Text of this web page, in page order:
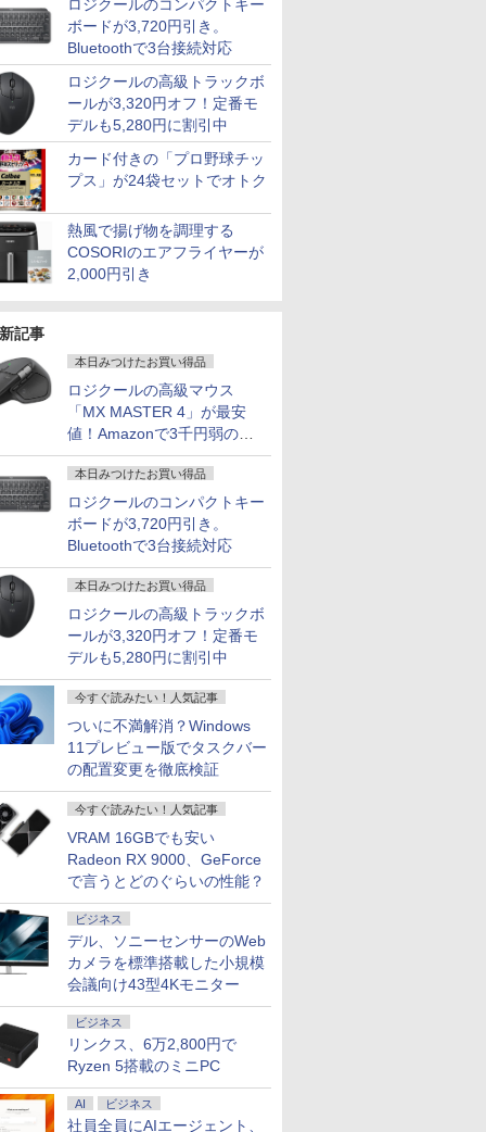
ロジクールのコンパクトキー
ボードが3,720円引き。
Bluetoothで3台接続対応
ロジクールの高級トラックボ
ールが3,320円オフ！定番モ
デルも5,280円に割引中
カード付きの「プロ野球チッ
プス」が24袋セットでオトク
熱風で揚げ物を調理する
COSORIのエアフライヤーが
2,000円引き
記事
本日みつけたお買い得品
ロジクールの高級マウス
「MX MASTER 4」が最安
値！Amazonで3千円弱の割
引
本日みつけたお買い得品
ロジクールのコンパクトキー
ボードが3,720円引き。
Bluetoothで3台接続対応
本日みつけたお買い得品
ロジクールの高級トラックボ
ールが3,320円オフ！定番モ
デルも5,280円に割引中
今すぐ読みたい！人気記事
ついに不満解消？Windows
11プレビュー版でタスクバー
の配置変更を徹底検証
今すぐ読みたい！人気記事
VRAM 16GBでも安い
Radeon RX 9000、GeForce
で言うとどのぐらいの性能？
ビジネス
デル、ソニーセンサーのWeb
カメラを標準搭載した小規模
会議向け43型4Kモニター
ビジネス
リンクス、6万2,800円で
Ryzen 5搭載のミニPC
AI ビジネス
社員全員にAIエージェント、